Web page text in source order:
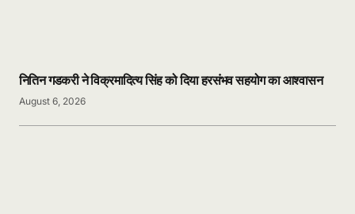
नितिन गडकरी ने विक्रमादित्य सिंह को दिया हरसंभव सहयोग का आश्वासन
August 6, 2026